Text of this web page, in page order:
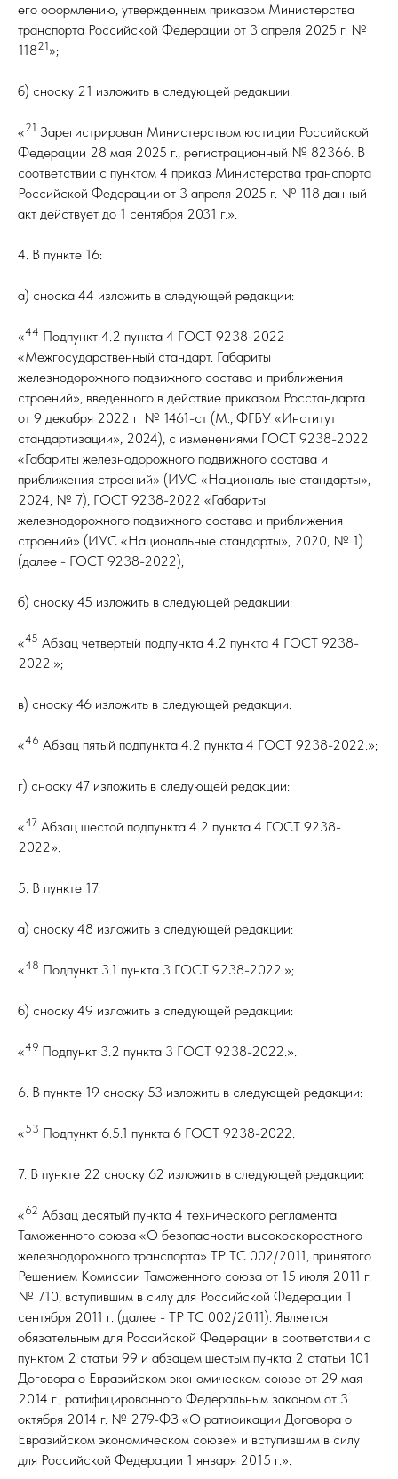
его оформлению, утвержденным приказом Министерства
транспорта Российской Федерации от 3 апреля 2025 г. №
11821»;
б) сноску 21 изложить в следующей редакции:
«21 Зарегистрирован Министерством юстиции Российской
Федерации 28 мая 2025 г., регистрационный № 82366. В
соответствии с пунктом 4 приказ Министерства транспорта
Российской Федерации от 3 апреля 2025 г. № 118 данный
акт действует до 1 сентября 2031 г.».
4. В пункте 16:
а) сноска 44 изложить в следующей редакции:
«44 Подпункт 4.2 пункта 4 ГОСТ 9238-2022
«Межгосударственный стандарт. Габариты
железнодорожного подвижного состава и приближения
строений», введенного в действие приказом Росстандарта
от 9 декабря 2022 г. № 1461-ст (М., ФГБУ «Институт
стандартизации», 2024), с изменениями ГОСТ 9238-2022
«Габариты железнодорожного подвижного состава и
приближения строений» (ИУС «Национальные стандарты»,
2024, № 7), ГОСТ 9238-2022 «Габариты
железнодорожного подвижного состава и приближения
строений» (ИУС «Национальные стандарты», 2020, № 1)
(далее - ГОСТ 9238-2022);
б) сноску 45 изложить в следующей редакции:
«45 Абзац четвертый подпункта 4.2 пункта 4 ГОСТ 9238-
2022.»;
в) сноску 46 изложить в следующей редакции:
«46 Абзац пятый подпункта 4.2 пункта 4 ГОСТ 9238-2022.»;
г) сноску 47 изложить в следующей редакции:
«47 Абзац шестой подпункта 4.2 пункта 4 ГОСТ 9238-
2022».
5. В пункте 17:
а) сноску 48 изложить в следующей редакции:
«48 Подпункт 3.1 пункта 3 ГОСТ 9238-2022.»;
б) сноску 49 изложить в следующей редакции:
«49 Подпункт 3.2 пункта 3 ГОСТ 9238-2022.».
6. В пункте 19 сноску 53 изложить в следующей редакции:
«53 Подпункт 6.5.1 пункта 6 ГОСТ 9238-2022.
7. В пункте 22 сноску 62 изложить в следующей редакции:
«62 Абзац десятый пункта 4 технического регламента
Таможенного союза «О безопасности высокоскоростного
железнодорожного транспорта» ТР ТС 002/2011, принятого
Решением Комиссии Таможенного союза от 15 июля 2011 г.
№ 710, вступившим в силу для Российской Федерации 1
сентября 2011 г. (далее - ТР ТС 002/2011). Является
обязательным для Российской Федерации в соответствии с
пунктом 2 статьи 99 и абзацем шестым пункта 2 статьи 101
Договора о Евразийском экономическом союзе от 29 мая
2014 г., ратифицированного Федеральным законом от 3
октября 2014 г. № 279-ФЗ «О ратификации Договора о
Евразийском экономическом союзе» и вступившим в силу
для Российской Федерации 1 января 2015 г.».